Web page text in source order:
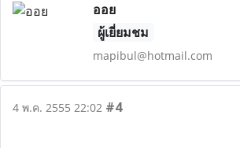
ออย
ผู้เยี่ยมชม
mapibul@hotmail.com
4 พ.ค. 2555 22:02 #4